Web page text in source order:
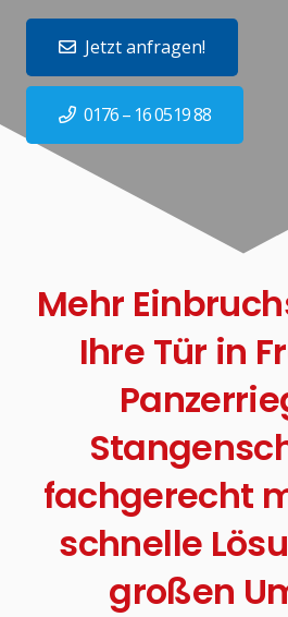
Jetzt anfragen!
0176 – 16 0519 88
Mehr
Ihre Tür in
fachgerecht
schnelle
großen